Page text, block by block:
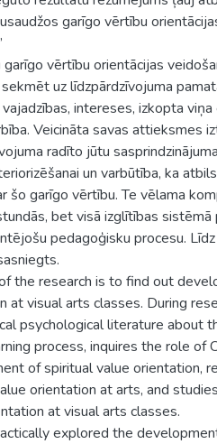
garīgo vērtību
garīgo vērtību orientācijas
uz līdzpārdzīvojuma
intereses, izkopta
Veicināta savas attieksmes
radīto jūtu
un varbūtība, ka
šo garīgo vērtību. Te vēlama
bet visā izglītības sistēmā
pedagoģisku procesu.
the research is to find out
at visual arts classes. During
psychological literature about
process, inquires the role of
of spiritual value orientation,
orientation at arts, and
at visual arts classes.
explored the